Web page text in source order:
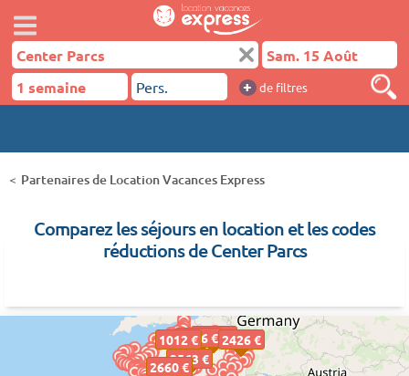
+ de filtres
Partenaires de Location Vacances Express
Comparez les séjours en location et les codes
réductions de Center Parcs
1012 €1976 €
2299 €2426 €
2563 €
2660 €